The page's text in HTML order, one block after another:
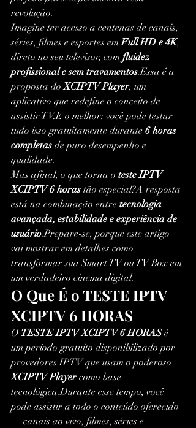
revolução.
Imagine ter acesso a centenas de canais,
séries, filmes e esportes em Full HD e 4K,
direto no seu televisor, com fluidez
profissional e sem travamentos.Essa é a
proposta do XCIPTV Player, um
aplicativo que redefine o conceito de
assistir TV.E o melhor: você pode testar
tudo isso gratuitamente durante 6 horas
completas de puro desempenho e
qualidade.
Mas afinal, o que torna o teste IPTV
XCIPTV 6 horas tão especial?A resposta
está na combinação entre tecnologia
avançada, estabilidade e experiência de
usuário.Prepare-se, porque este artigo
vai mostrar em detalhes como
transformar sua Smart TV ou TV Box em
um verdadeiro cinema digital.
O Que É o TESTE IPTV
XCIPTV 6 HORAS
O TESTE IPTV XCIPTV 6 HORAS é
um período gratuito disponibilizado por
provedores IPTV que usam o poderoso
XCIPTV Player como base
tecnológica.Durante esse tempo, você
pode assistir a todo o conteúdo oferecido
— canais ao vivo, filmes, séries e